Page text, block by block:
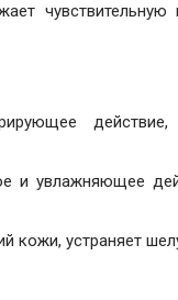
чувствительную
и увлажняющее
кожи, устраняет